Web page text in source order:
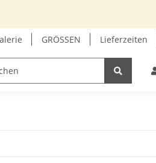
GRÖSSEN Lieferzeiten
GUTSCHEIN INFOECKE